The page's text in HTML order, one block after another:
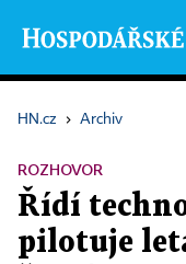
HN.cz › Archiv
ROZHOVOR
Řídí
pilotuje